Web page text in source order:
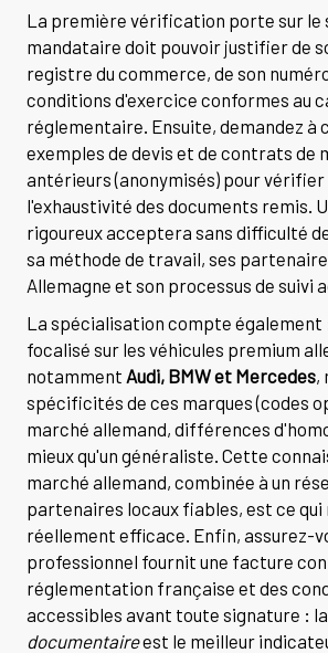
La première vérification porte sur le
mandataire doit pouvoir justifier de
registre du commerce, de son
conditions d'exercice conformes au
réglementaire. Ensuite, demandez à
exemples de devis et de contrats de
antérieurs (anonymisés) pour
l'exhaustivité des documents remis.
rigoureux acceptera sans difficulté
sa méthode de travail, ses
Allemagne et son processus de suivi
La spécialisation compte également
focalisé sur les véhicules premium
notamment Audi, BMW et Mercedes,
spécificités de ces marques (codes
marché allemand, différences
mieux qu'un généraliste. Cette
marché allemand, combinée à un
partenaires locaux fiables, est ce qui
réellement efficace. Enfin, assurez-
professionnel fournit une facture
réglementation française et des
accessibles avant toute signature : la
documentaireest le meilleur